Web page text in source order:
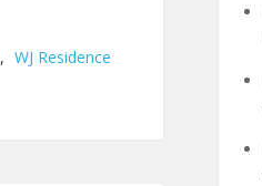
, WJ Residence